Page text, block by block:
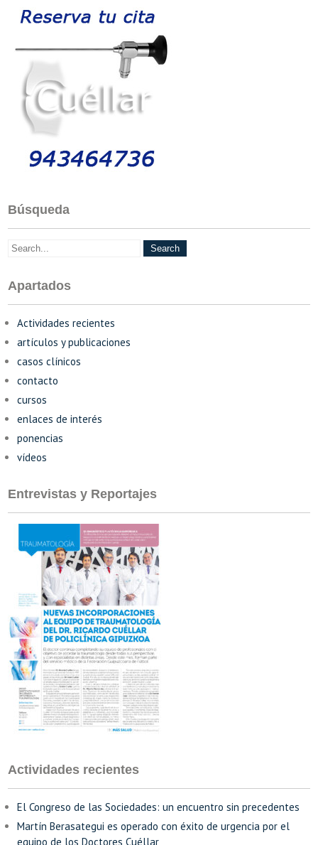
Búsqueda
Apartados
Actividades recientes
artículos y publicaciones
casos clínicos
contacto
cursos
enlaces de interés
ponencias
vídeos
Entrevistas y Reportajes
Actividades recientes
El Congreso de las Sociedades: un encuentro sin precedentes
Martín Berasategui es operado con éxito de urgencia por el
equipo de los Doctores Cuéllar